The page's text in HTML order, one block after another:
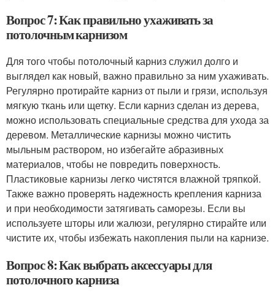
Вопрос 7: Как правильно ухаживать за
потолочным карнизом
Для того чтобы потолочный карниз служил долго и
выглядел как новый, важно правильно за ним ухаживать.
Регулярно протирайте карниз от пыли и грязи, используя
мягкую ткань или щетку. Если карниз сделан из дерева,
можно использовать специальные средства для ухода за
деревом. Металлические карнизы можно чистить
мыльным раствором, но избегайте абразивных
материалов, чтобы не повредить поверхность.
Пластиковые карнизы легко чистятся влажной тряпкой.
Также важно проверять надежность крепления карниза
и при необходимости затягивать саморезы. Если вы
используете шторы или жалюзи, регулярно стирайте или
чистите их, чтобы избежать накопления пыли на карнизе.
Вопрос 8: Как выбрать аксессуары для
потолочного карниза